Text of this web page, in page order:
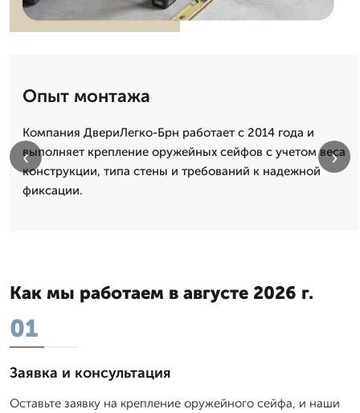
Опыт монтажа
Компания ДвериЛегко-Брн работает с 2014 года и
выполняет крепление оружейных сейфов с учетом веса
конструкции, типа стены и требований к надежной
фиксации.
‹ ›
Как мы работаем в августе 2026 г.
01
Заявка и консультация
Оставьте заявку на крепление оружейного сейфа, и наши